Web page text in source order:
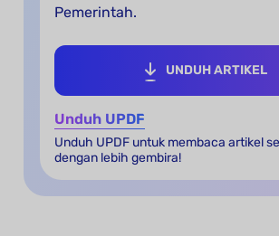
Pemerintah.
UNDUH ARTIKEL
Unduh UPDF
Unduh UPDF untuk membaca artikel
dengan lebih gembira!